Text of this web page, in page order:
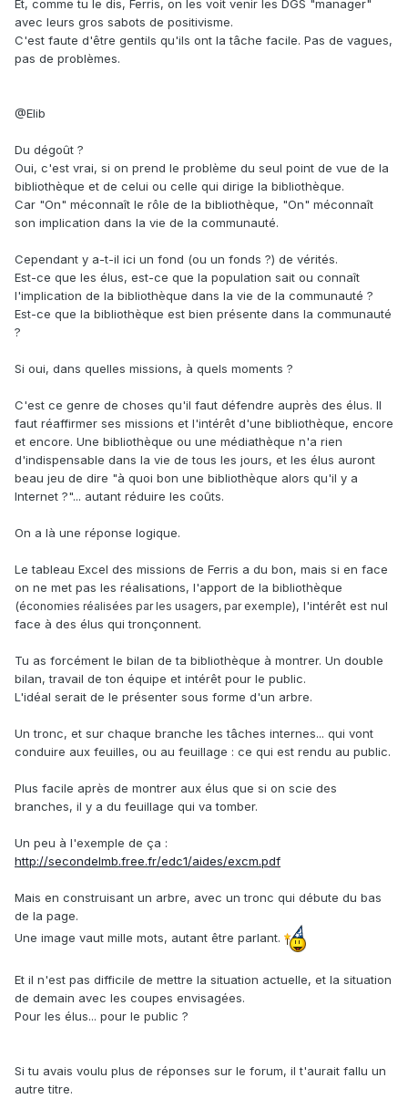
Et, comme tu le dis, Ferris, on les voit venir les DGS "manager"
avec leurs gros sabots de positivisme.
C'est faute d'être gentils qu'ils ont la tâche facile. Pas de vagues,
pas de problèmes.
@Elib
Du dégoût ?
Oui, c'est vrai, si on prend le problème du seul point de vue de la
bibliothèque et de celui ou celle qui dirige la bibliothèque.
Car "On" méconnaît le rôle de la bibliothèque, "On" méconnaît
son implication dans la vie de la communauté.
Cependant y a-t-il ici un fond (ou un fonds ?) de vérités.
Est-ce que les élus, est-ce que la population sait ou connaît
l'implication de la bibliothèque dans la vie de la communauté ?
Est-ce que la bibliothèque est bien présente dans la communauté
?
Si oui, dans quelles missions, à quels moments ?
C'est ce genre de choses qu'il faut défendre auprès des élus. Il
faut réaffirmer ses missions et l'intérêt d'une bibliothèque, encore
et encore. Une bibliothèque ou une médiathèque n'a rien
d'indispensable dans la vie de tous les jours, et les élus auront
beau jeu de dire "à quoi bon une bibliothèque alors qu'il y a
Internet ?"... autant réduire les coûts.
On a là une réponse logique.
Le tableau Excel des missions de Ferris a du bon, mais si en face
on ne met pas les réalisations, l'apport de la bibliothèque
(économies réalisées par les usagers, par exemple), l'intérêt est nul
face à des élus qui tronçonnent.
Tu as forcément le bilan de ta bibliothèque à montrer. Un double
bilan, travail de ton équipe et intérêt pour le public.
L'idéal serait de le présenter sous forme d'un arbre.
Un tronc, et sur chaque branche les tâches internes... qui vont
conduire aux feuilles, ou au feuillage : ce qui est rendu au public.
Plus facile après de montrer aux élus que si on scie des
branches, il y a du feuillage qui va tomber.
Un peu à l'exemple de ça :
http://secondelmb.free.fr/edc1/aides/excm.pdf
Mais en construisant un arbre, avec un tronc qui débute du bas
de la page.
Une image vaut mille mots, autant être parlant.
Et il n'est pas difficile de mettre la situation actuelle, et la situation
de demain avec les coupes envisagées.
Pour les élus... pour le public ?
Si tu avais voulu plus de réponses sur le forum, il t'aurait fallu un
autre titre.